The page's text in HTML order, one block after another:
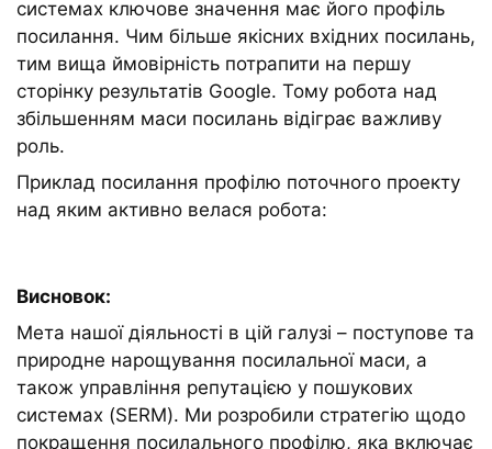
системах ключове значення має його профіль
посилання. Чим більше якісних вхідних посилань,
тим вища ймовірність потрапити на першу
сторінку результатів Google. Тому робота над
збільшенням маси посилань відіграє важливу
роль.
Приклад посилання профілю поточного проекту
над яким активно велася робота:
Висновок:
Мета нашої діяльності в цій галузі – поступове та
природне нарощування посилальної маси, а
також управління репутацією у пошукових
системах (SERM). Ми розробили стратегію щодо
покращення посилального профілю, яка включає